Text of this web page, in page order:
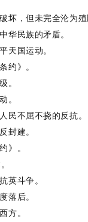
坏，但未完全沦为
华民族的矛盾。
天国运动。
约》。
。
。
民不屈不挠的反抗。
封建。
》。
英斗争。
落后。
方。